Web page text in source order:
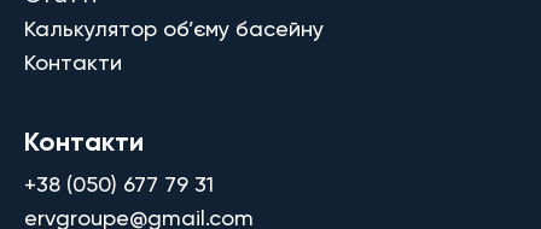
Калькулятор об’єму басейну
Контакти
Контакти
+38 (050) 677 79 31
ervgroupe@gmail.com